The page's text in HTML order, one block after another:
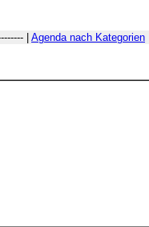
| Agenda nach Kategorien